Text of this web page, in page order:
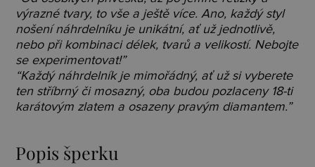
výrazné tvary, to vše a ještě více. Ano, každý styl
nošení náhrdelníku je unikátní, ať už jednotlivě,
nebo při kombinaci délek, tvarů a velikostí. Nebojte
se experimentovat!”
“Každý náhrdelník je mimořádný, ať už si vyberete
ten stříbrný či mosazný, oba budou pozlaceny 18-ti
karátovým zlatem a osazeny pravým diamantem.”
Popis šperku